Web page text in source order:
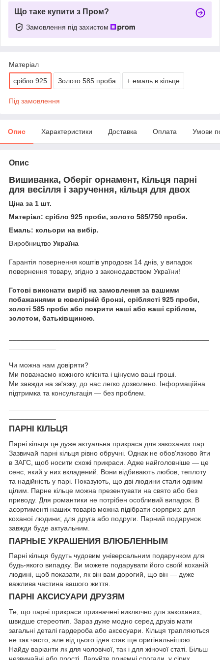
Що таке купити з Пром?
Замовлення під захистом
Матеріал
срібло 925 Золото 585 проба + емаль в кільце
Під замовлення
Опис Характеристики Доставка Оплата Умови
Опис
Вишиванка, Оберіг орнамент, Кільця парні
для весілля і заручення, кільця для двох
Ціна за 1 шт.
Матеріал: срібло 925 проби, золото 585/750 проби.
Емаль: кольори на вибір.
Виробництво Україна
Гарантія повернення коштів упродовж 14 днів, у випадок
повернення товару, згідно з законодавством України!
Готові виконати виріб на замовлення за вашими
побажаннями в ювелірній бронзі, сріблясті 925 проби,
золоті 585 проби або покрити наші або ваші сріблом,
золотом, батьківщиною.
Чи можна нам довіряти?
Ми поважаємо кожного клієнта і цінуємо ваші гроші.
Ми завжди на зв'язку, до нас легко дозволено. Інформаційна
підтримка та консультація — без проблем.
ПАРНІ КІЛЬЦЯ
Парні кільця це дуже актуальна прикраса для закоханих пар.
Зазвичай парні кільця рівно обручні. Однак не обов'язково йти
в ЗАГС, щоб носити схожі прикраси. Адже найголовніше — це
сенс, який у них вкладений. Вони відбивають любов, теплоту
та надійність у парі. Показують, що дві людини стали одним
цілим. Парне кільце можна презентувати на свято або без
приводу. Для романтики не потрібен особливий випадок. В
асортименті наших товарів можна підібрати сюрприз: для
коханої людини; для друга або подруги. Парний подарунок
завжди буде актуальним.
ПАРНЫЕ УКРАШЕНИЯ ВЛЮБЛЕННЫМ
Парні кільця будуть чудовим універсальним подарунком для
будь-якого випадку. Ви можете подарувати його своїй коханій
людині, щоб показати, як він вам дорогий, що він — дуже
важлива частина вашого життя.
ПАРНІ АКСИСУАРИ ДРУЗЯМ
Те, що парні прикраси призначені виключно для закоханих,
швидше стереотип. Зараз дуже модно серед друзів мати
загальні деталі гардероба або аксесуари. Кільця трапляються
не так часто, але від цього ідея стає ще оригінальнішою.
Найду варіанти як для чоловічої, так і для жіночої статі. Більш